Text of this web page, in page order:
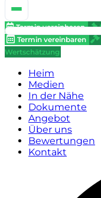
Termin vereinbaren
Termin vereinbaren
Wertschätzung
Heim
Medien
In der Nähe
Dokumente
Angebot
Über uns
Bewertungen
Kontakt